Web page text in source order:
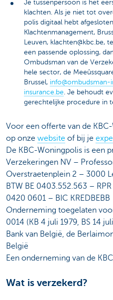
Je tussenpersoon is het
klachten. Als je niet tot
polis digitaal hebt
Klachtenmanagement,
Leuven, klachten@kbc.be,
een passende oplossing,
Ombudsman van de
hele sector, de
Brussel, info@ombudsman-
insurance.be . Je behoudt
gerechtelijke procedure in
Voor een offerte van de
op onze website of bij je
De KBC-Woningpolis is een
Verzekeringen NV –
Overstraetenplein 2 – 3000
BTW BE 0403.552.563 –
0420 0601 – BIC KREDBEBB
Onderneming toegelaten
0014 (KB 4 juli 1979, BS 14
Bank van België, de
België
Een onderneming van de
Wat is verzekerd?